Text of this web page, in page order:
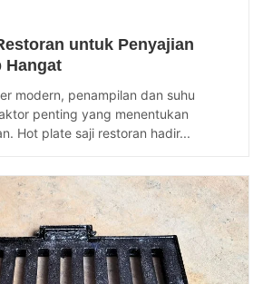
untuk Penyajian
Hangat
modern, penampilan dan suhu
penting yang menentukan
Hot plate saji restoran hadir...